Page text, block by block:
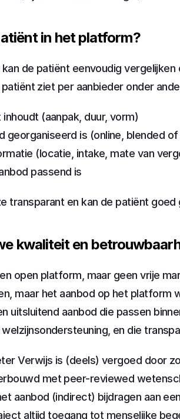
in het platform?
kan de patiënt eenvoudig
ziet per aanbieder onder
(aanpak, duur, vorm)
georganiseerd is (online, blended of
(locatie, intake, mate van
passend is
transparant en kan de patiënt
kwaliteit en
open platform, maar geen vrije
maar het aanbod op het
uitsluitend aanbod die passen
en die
Verwijs is (deels) vergoed door
met peer-reviewed
aanbod (indirect) bijdragen aan
altijd toegang tot menselijke